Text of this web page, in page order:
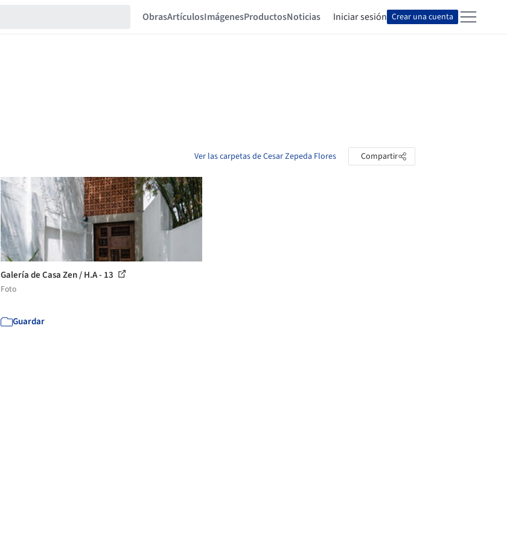
ObrasArtículosImágenesProductosNoticias Iniciar sesión Crear una cuenta
Ver las carpetas de Cesar Zepeda Flores Compartir
Galería de Casa Zen / H.A - 13
Foto
Guardar